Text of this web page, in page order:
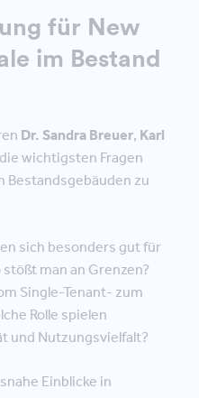
für New
im Bestand
Dr. Sandra Breuer, Karl
die wichtigsten Fragen
Bestandsgebäuden zu
sich besonders gut für
man an Grenzen?
Single-Tenant- zum
Rolle spielen
und Nutzungsvielfalt?
Einblicke in